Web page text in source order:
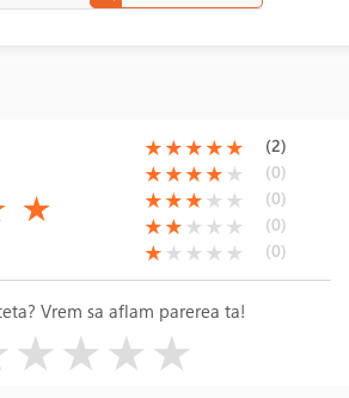
★
(*)
★(*)
★(*)
★(*)
★(*)
★ (2)
(*)
★(*)
★(*)
★(*)
★( )
★ (0)
(*)
★(*)
★(*)
★( )
★ ( )
★ (0)
(*)
★(*)
★( )
★ ( )
★ ( )
★ (0)
(*)
★( )
★ ( )
★ ( )
★ ( )
★ (0)
Vrem sa aflam parerea ta!
★★★★